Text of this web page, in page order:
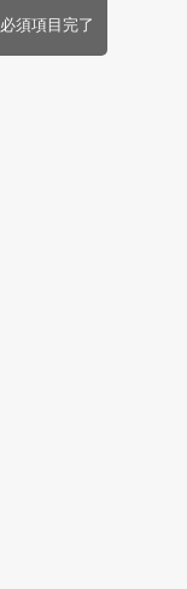
必須項目完了